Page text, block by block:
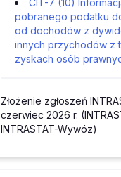
CIT-7 (10)
pobranego podatku
od dochodów z
innych przychodów z
zyskach osób
Złożenie zgłoszeń
czerwiec 2026 r.
INTRASTAT-Wywóz)